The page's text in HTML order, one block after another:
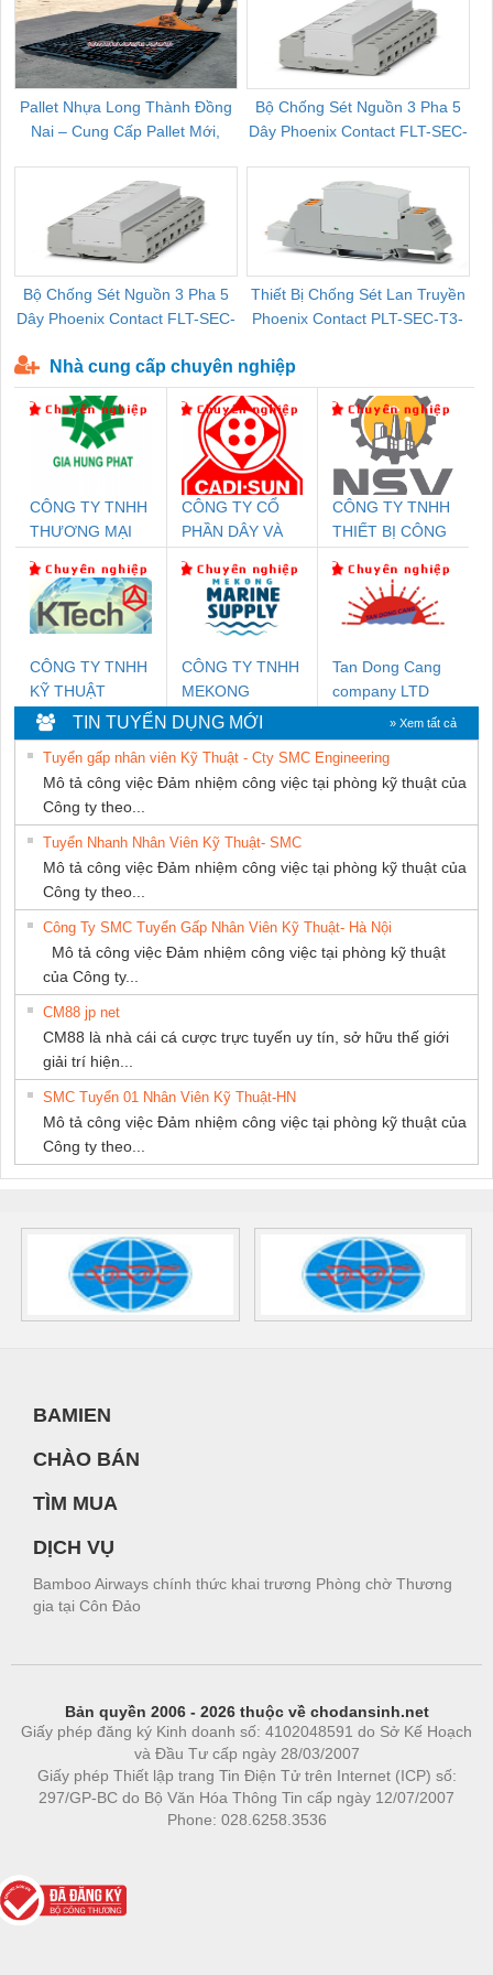
Pallet Nhựa Long Thành Đồng
Nai – Cung Cấp Pallet Mới,
Bộ Chống Sét Nguồn 3 Pha 5
Dây Phoenix Contact FLT-SEC-
Bộ Chống Sét Nguồn 3 Pha 5
Dây Phoenix Contact FLT-SEC-
Thiết Bị Chống Sét Lan Truyền
Phoenix Contact PLT-SEC-T3-
Nhà cung cấp chuyên nghiệp
CÔNG TY TNHH
THƯƠNG MẠI
THUẬT ĐIỆN CƠ
GIA HƯNG PHÁT
CÔNG TY CỔ
PHẦN DÂY VÀ
THƯỢNG ĐÌNH
CÔNG TY TNHH
THIẾT BỊ CÔNG
SETSUBI VIỆT
NAM
CÔNG TY TNHH
KỸ THUẬT
KTECH VIỆT
NAM
CÔNG TY TNHH
MEKONG
MARINE
SUPPLY
Tan Dong Cang
company LTD
TIN TUYỂN DỤNG MỚI » Xem tất cả
Tuyển gấp nhân viên Kỹ Thuật - Cty SMC Engineering
Mô tả công việc Đảm nhiệm công việc tại phòng kỹ thuật của
Công ty theo...
Tuyển Nhanh Nhân Viên Kỹ Thuật- SMC
Mô tả công việc Đảm nhiệm công việc tại phòng kỹ thuật của
Công ty theo...
Công Ty SMC Tuyển Gấp Nhân Viên Kỹ Thuật- Hà Nội
Mô tả công việc Đảm nhiệm công việc tại phòng kỹ thuật
của Công ty...
CM88 jp net
CM88 là nhà cái cá cược trực tuyến uy tín, sở hữu thế giới
giải trí hiện...
SMC Tuyển 01 Nhân Viên Kỹ Thuật-HN
Mô tả công việc Đảm nhiệm công việc tại phòng kỹ thuật của
Công ty theo...
BAMIEN
CHÀO BÁN
TÌM MUA
DỊCH VỤ
Bamboo Airways chính thức khai trương Phòng chờ Thương
gia tại Côn Đảo
Bản quyền 2006 - 2026 thuộc về chodansinh.net
Giấy phép đăng ký Kinh doanh số: 4102048591 do Sở Kế Hoạch
và Đầu Tư cấp ngày 28/03/2007
Giấy phép Thiết lập trang Tin Điện Tử trên Internet (ICP) số:
297/GP-BC do Bộ Văn Hóa Thông Tin cấp ngày 12/07/2007
Phone: 028.6258.3536